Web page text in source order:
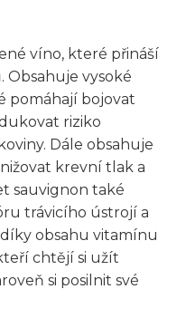
víno, které přináší
vysoké
pomáhají bojovat
riziko
Dále obsahuje
krevní tlak a
sauvignon také
trávicího ústrojí a
obsahu vitamínu
chtějí si užít
si posilnit své